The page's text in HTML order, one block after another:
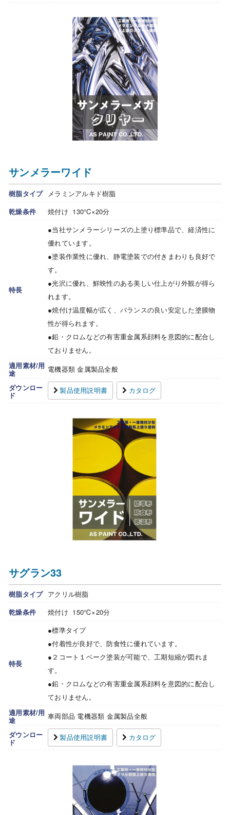
サンメラーワイド
樹脂タイプ
メラミンアルキド樹脂
乾燥条件
焼付け 130°C×20分
特長
●当社サンメラーシリーズの上塗り標準品で、経済性に
優れています。
●塗装作業性に優れ、静電塗装での付きまわりも良好で
す。
●光沢に優れ、鮮映性のある美しい仕上がり外観が得ら
れます。
●焼付け温度幅が広く、バランスの良い安定した塗膜物
性が得られます。
●鉛・クロムなどの有害重金属系顔料を意図的に配合し
ておりません。
適用素材/用
途
電機器類 金属製品全般
ダウンロー
ド
製品使用説明書 カタログ
サグラン33
樹脂タイプ アクリル樹脂
乾燥条件
焼付け 150℃×20分
特長
●標準タイプ
●付着性が良好で、防食性に優れています。
●２コート１ベーク塗装が可能で、工期短縮が図れま
す。
●鉛・クロムなどの有害重金属系顔料を意図的に配合し
ておりません。
適用素材/用
途
車両部品 電機器類 金属製品全般
ダウンロー
ド
製品使用説明書 カタログ